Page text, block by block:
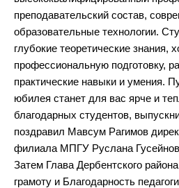
преподавательский состав,
образовательные технологии.
глубокие теоретические знания,
профессиональную подготовку,
практические навыки и умения.
юбилея станет для вас ярче и
благодарных студентов,
поздравил Мавсум Рагимов
филиала МПГУ Руслана
Затем Глава Дербентского
грамоту и Благодарность